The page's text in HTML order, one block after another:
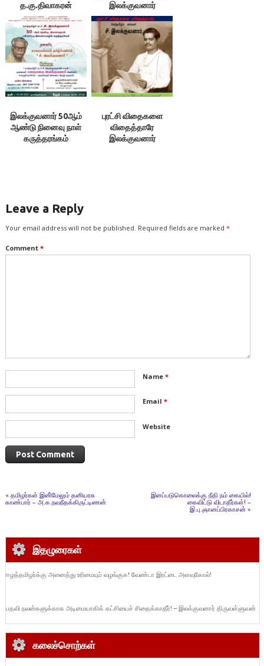
த.கு.திவாகரன்
இலக்குவனார்
நினைவரங்கம்
இலக்குவனார் 50ஆம்
ஆண்டு நினைவு நாள்
கருத்தரங்கம்
புரட்சி விதைகளை
விதைத்தாரே
இலக்குவனார்
Leave a Reply
Your email address will not be published. Required fields are marked *
Comment *
Name *
Email *
Website
« தமிழர்கள் இனி்மேலும் தனியரசு
காண்பார் – அ.க.நவநீதக்கிருட்டிணன்
இனப்படுகொலைக்கு நீதி நம் கையில்!
கைவிட்டு விடாதீர்கள்! –
இ.பு.ஞானப்பிரகாசன் »
இதழுரைகள்
ஈழத்தமிழர்க்கு அனைத்து உரிமையும் வழங்குக! வேண்டா இரட்டை அளவுகோல்!
பதவி நலன்களுக்காக அடிமையாகிக் கட்சியைச் சிதைக்காதீர்! – இலக்குவனார் திருவள்ளுவன்
கலைச்சொற்கள்